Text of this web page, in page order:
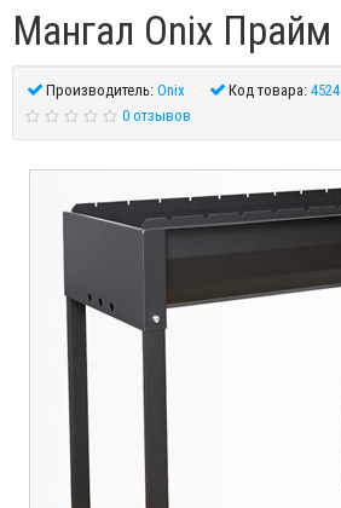
Мангал Onix Прайм
Производитель:Onix Код товара:4524
0 отзывов